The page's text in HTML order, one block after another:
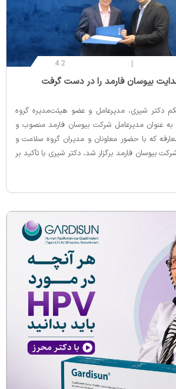
4.2
بیوسان فارمد را در دست گرفت
دکتر شیری، مدیرعامل و عضو هیئت‌مدیره گروه
عنوان مدیرعامل شرکت بیوسان فارمد منصوب و
که با حضور معاونان و مدیران گروه سلامت و
بیوسان فارمد برگزار شد، دکتر شیری با تأکید بر